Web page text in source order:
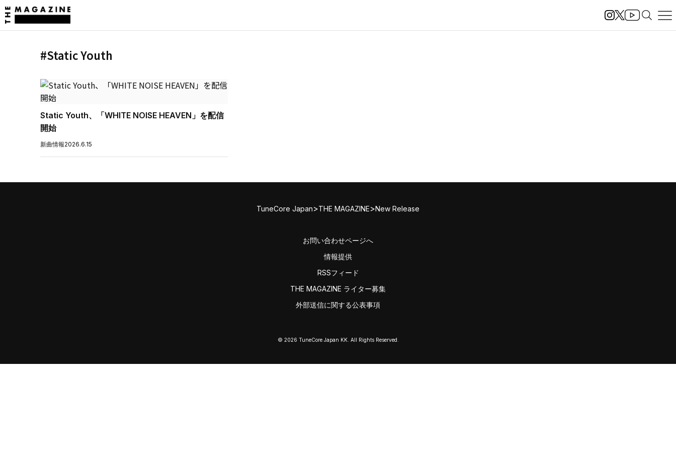
#Static Youth
Static Youth、「WHITE NOISE HEAVEN」を配信
開始
新曲情報2026.6.15
TuneCore Japan>THE MAGAZINE>New Release
お問い合わせページへ
情報提供
RSSフィード
THE MAGAZINE ライター募集
外部送信に関する公表事項
© 2026 TuneCore Japan KK. All Rights Reserved.